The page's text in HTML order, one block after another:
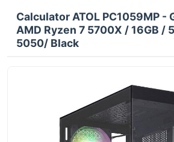
Calculator ATOL PC1059MP -
AMD Ryzen 7 5700X / 16GB /
5050/ Black